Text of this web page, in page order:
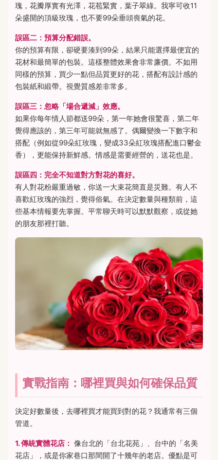
瑰，花瓣厚實有光澤，花苞緊實，葉子翠綠。我寧可收11
朵盛開的頂級玫瑰，也不要99朵垂頭喪氣的花。
誤區二：預算分配錯誤。
你的預算有限，卻硬要湊到99朵，結果只能選擇最便宜的
花材和最簡單的包裝。這樣整體效果會非常廉價。不如用
同樣的預算，買少一點但品質更好的花，搭配有設計感的
包裝紙和緞帶。視覺質感差非常多。
誤區三：忽略「場合遞減」效應。
如果你每年情人節都送99朵，第一年她會很驚喜，第二年
覺得應該的，第三年可能就無感了。偶爾變換一下數字和
搭配（例如從99朵紅玫瑰，變成33朵紅玫瑰搭配進口鬱金
香），更能保持新鮮感。情感是需要經營的，送花也是。
誤區四：完全不知道對方對花的喜好。
有人對花粉嚴重過敏，你送一大束花簡直是災難。有人不
喜歡紅玫瑰的強烈，覺得俗氣。在決定數量與種類前，這
些基本情報要先掌握。平常聊天時可以默默觀察，或從她
的朋友那裡打聽。
實戰指南：哪裡買與如何確保品質
決定好數量後，去哪裡買才能買到對的花？我通常有三個
管道。
1. 傳統實體花店： 像台北的「台北花苑」、台中的「名美
花店」，或是你家巷口那間開了十幾年的老店。優點是可